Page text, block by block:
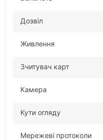
Дозвіл
Живлення
Зчитувач карт
Камера
Кути огляду
Мережеві протоколи